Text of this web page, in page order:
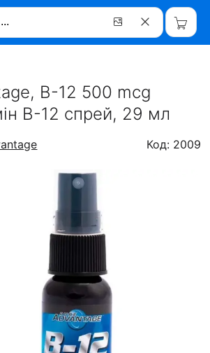
B-12 500 mcg
B-12 спрей, 29 мл
Код: 2009